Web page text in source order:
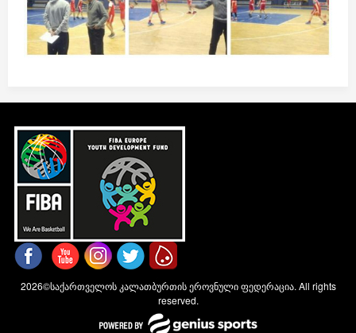
2026©საქართველოს კალათბურთის ეროვნული ფედერაცია. All rights
reserved.